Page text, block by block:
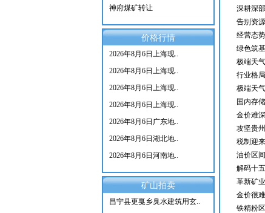
神府煤矿转让
价格行情
2026年8月6日上海现..
2026年8月6日上海现..
2026年8月6日上海现..
2026年8月6日上海现..
2026年8月6日广东地..
2026年8月6日湖北地..
2026年8月6日河南地..
矿山拍卖
昌宁县更戛乡臭水建筑用玄..
深耕深
告别资
经营态
绿色筑
极端天
行业格
极端天
国内存
金价难
攻坚贵
税制迎
油价区
解码十
革新矿
金价很
铁精粉